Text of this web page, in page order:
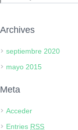
Archives
septiembre 2020
mayo 2015
Meta
Acceder
Entries RSS